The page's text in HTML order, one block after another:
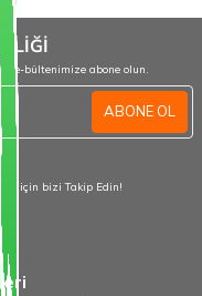
e-bültenimize abone olun.
ABONE OL
için bizi Takip Edin!